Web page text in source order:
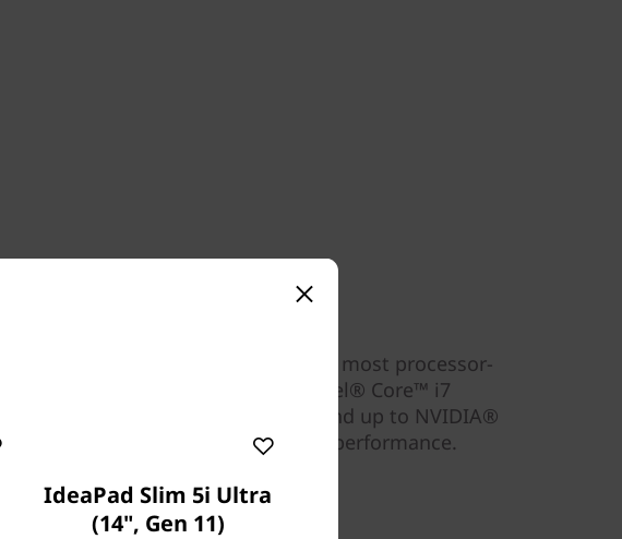
performance
Pro (14” Intel) can take on even the most processor-
Powered by up to an 11th Gen Intel® Core™ i7
up to 16GB DDR4 memory and up to NVIDIA®
discrete graphics, for unbridled performance.
IdeaPad Slim 5i Ultra
(14", Gen 11)